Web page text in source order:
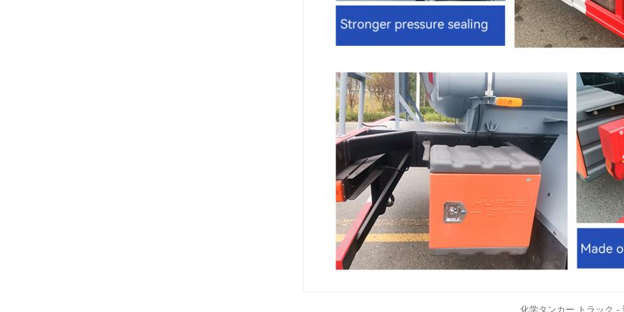
化学タンカー トラック -